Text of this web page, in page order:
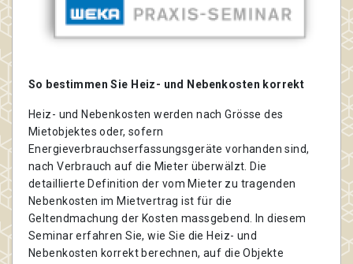
So bestimmen Sie Heiz- und Nebenkosten korrekt
Heiz- und Nebenkosten werden nach Grösse des
Mietobjektes oder, sofern
Energieverbrauchserfassungsgeräte vorhanden sind,
nach Verbrauch auf die Mieter überwälzt. Die
detaillierte Definition der vom Mieter zu tragenden
Nebenkosten im Mietvertrag ist für die
Geltendmachung der Kosten massgebend. In diesem
Seminar erfahren Sie, wie Sie die Heiz- und
Nebenkosten korrekt berechnen, auf die Objekte